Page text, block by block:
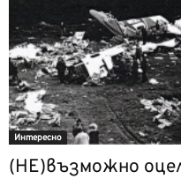
Интерeсно
(НЕ)възможно